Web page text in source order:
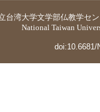
台湾大学文学部仏教学セ
National Taiwan
doi:10.6681/